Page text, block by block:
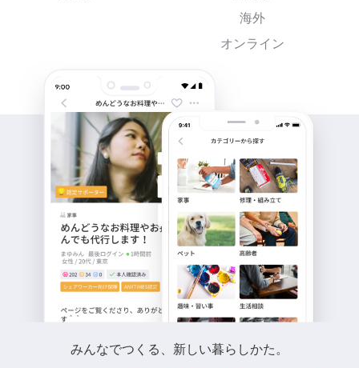
海外
オンライン
みんなでつくる、新しい暮らしかた。